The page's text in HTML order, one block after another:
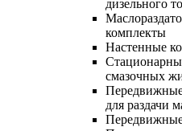
дизельного
комплекты
Настенные
смазочных
для раздачи